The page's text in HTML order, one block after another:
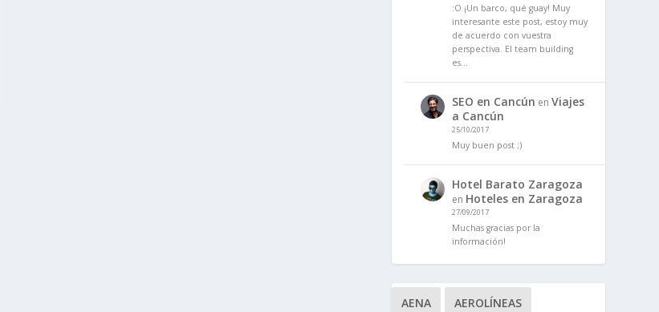
:O ¡Un barco, qué guay! Muy
interesante este post, estoy muy
de acuerdo con vuestra
perspectiva. El team building
es…
SEO en Cancún en Viajes
a Cancún
25/10/2017
Muy buen post ;)
Hotel Barato Zaragoza
en Hoteles en Zaragoza
27/09/2017
Muchas gracias por la
información!
AENA AEROLÍNEAS